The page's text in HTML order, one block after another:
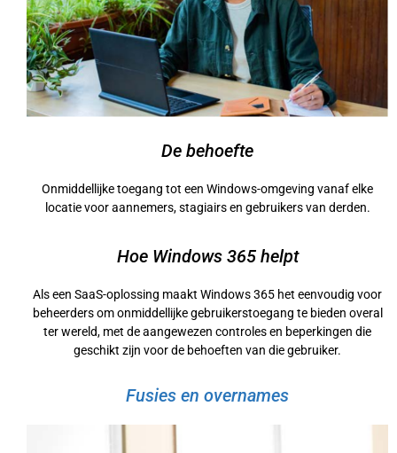
De behoefte
Onmiddellijke toegang tot een Windows-omgeving vanaf elke
locatie voor aannemers, stagiairs en gebruikers van derden.
Hoe Windows 365 helpt
Als een SaaS-oplossing maakt Windows 365 het eenvoudig voor
beheerders om onmiddellijke gebruikerstoegang te bieden overal
ter wereld, met de aangewezen controles en beperkingen die
geschikt zijn voor de behoeften van die gebruiker.
Fusies en overnames